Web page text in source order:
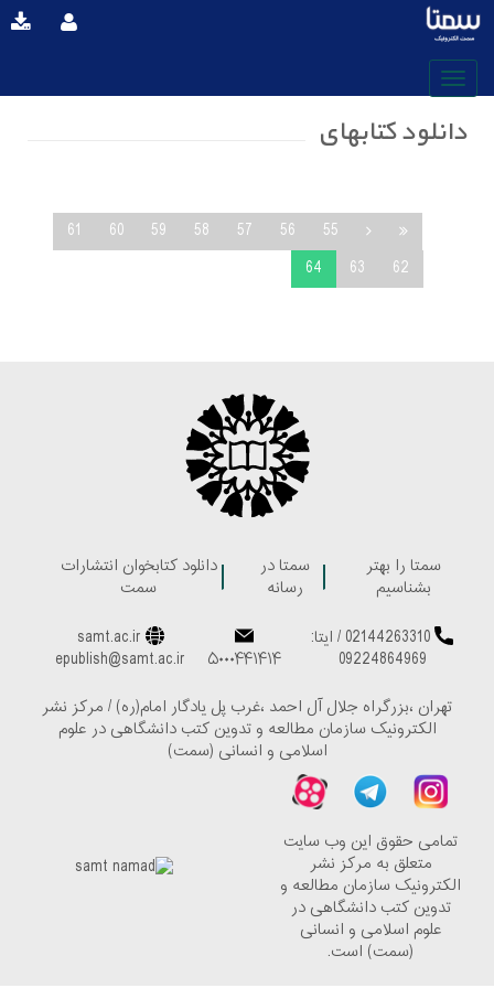
دانلود کتابهای
55
56
57
58
59
60
61
62
63
64
سمتا را بهتر
بشناسیم
سمتا در
رسانه
دانلود کتابخوان انتشارات
سمت
02144263310
/ایتا:
09224864969 ۵۰۰۰۴۴۱۴۱۴
samt.ac.ir
epublish@samt.ac.ir
تهران ،بزرگراه جلال آل احمد ،غرب پل یادگار امام(ره) / مرکز نشر
الکترونیک سازمان مطالعه و تدوین کتب دانشگاهی در علوم
اسلامی و انسانی (سمت)
تمامی حقوق این وب سایت
متعلق به مرکز نشر
الکترونیک سازمان مطالعه و
تدوین کتب دانشگاهی در
علوم اسلامی و انسانی
(سمت) است.